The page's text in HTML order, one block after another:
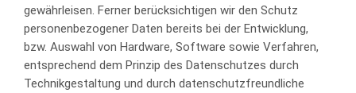
gewährleisen. Ferner berücksichtigen wir den Schutz
personenbezogener Daten bereits bei der Entwicklung,
bzw. Auswahl von Hardware, Software sowie Verfahren,
entsprechend dem Prinzip des Datenschutzes durch
Technikgestaltung und durch datenschutzfreundliche